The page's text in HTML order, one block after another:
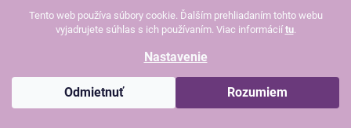
Tento web používa súbory cookie. Ďalším prehliadaním tohto webu
vyjadrujete súhlas s ich používaním. Viac informácií tu.
Nastavenie
Odmietnuť Rozumiem
Spotrebiteľ môže svoje právo na odstúpenie
uplatniť:
a. písomne na korešpondenčnej adrese
Predávajúceho,
b.e-mailom na adrese info@beautissimo.sk